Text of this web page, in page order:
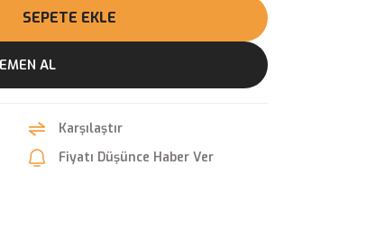
SEPETE EKLE
AL
Karşılaştır
Fiyatı Düşünce Haber Ver